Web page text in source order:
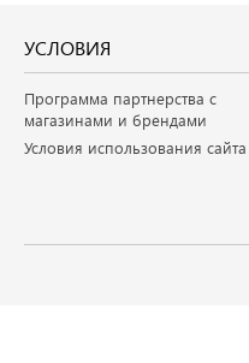
УСЛОВИЯ
Программа партнерства с
магазинами и брендами
Условия использования сайта